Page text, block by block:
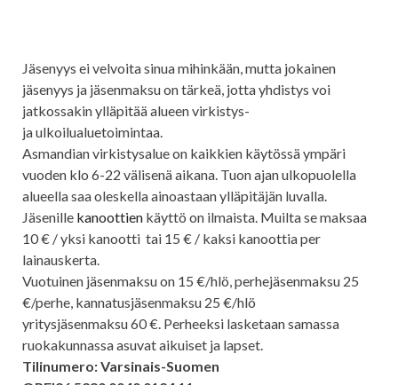
Jäsenyys ei velvoita sinua mihinkään, mutta jokainen
jäsenyys ja jäsenmaksu on tärkeä, jotta yhdistys voi
jatkossakin ylläpitää alueen virkistys-
ja ulkoilualuetoimintaa.
Asmandian virkistysalue on kaikkien käytössä ympäri
vuoden klo 6-22 välisenä aikana. Tuon ajan ulkopuolella
alueella saa oleskella ainoastaan ylläpitäjän luvalla.
Jäsenille kanoottien käyttö on ilmaista. Muilta se maksaa
10 € / yksi kanootti tai 15 € / kaksi kanoottia per
lainauskerta.
Vuotuinen jäsenmaksu on 15 €/hlö, perhejäsenmaksu 25
€/perhe, kannatusjäsenmaksu 25 €/hlö
yritysjäsenmaksu 60 €. Perheeksi lasketaan samassa
ruokakunnassa asuvat aikuiset ja lapset.
Tilinumero: Varsinais-Suomen